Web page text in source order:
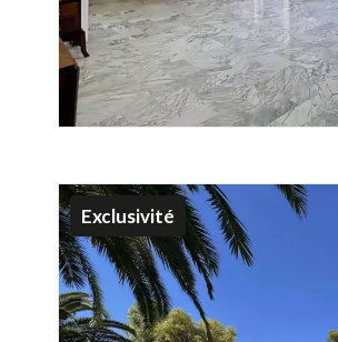
Exclusivité